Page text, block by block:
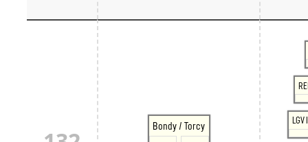
Bondy / Torcy